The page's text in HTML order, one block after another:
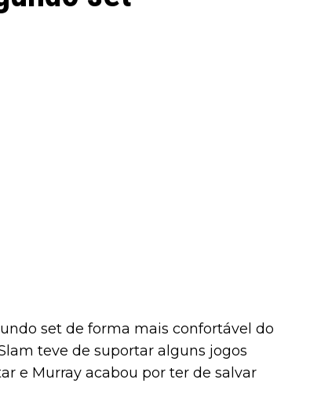
set de forma mais confortável do
teve de suportar alguns jogos
e Murray acabou por ter de salvar